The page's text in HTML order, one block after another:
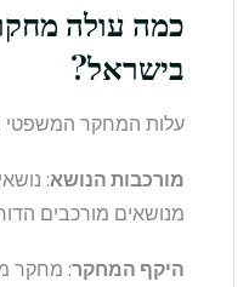
כמה עולה
בישראל?
עלות המחקר המשפטי
מורכבות הנושא:
מנושאים מורכבים
היקף המחקר: מחקר